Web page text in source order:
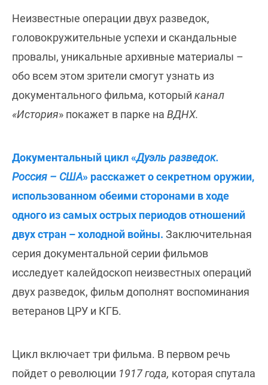
Неизвестные операции двух разведок,
головокружительные успехи и скандальные
провалы, уникальные архивные материалы –
обо всем этом зрители смогут узнать из
документального фильма, который канал
«История» покажет в парке на ВДНХ.
Документальный цикл «Дуэль разведок.
Россия – США» расскажет о секретном оружии,
использованном обеими сторонами в ходе
одного из самых острых периодов отношений
двух стран – холодной войны. Заключительная
серия документальной серии фильмов
исследует калейдоскоп неизвестных операций
двух разведок, фильм дополнят воспоминания
ветеранов ЦРУ и КГБ.
Цикл включает три фильма. В первом речь
пойдет о революции 1917 года, которая спутала